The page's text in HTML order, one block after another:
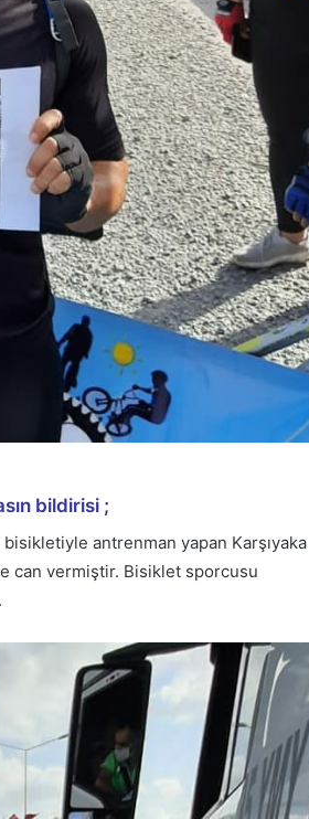
bildirisi ;
antrenman yapan Karşıyaka
can vermiştir. Bisiklet sporcusu